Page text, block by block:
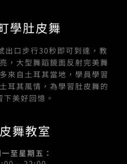
學肚皮舞
出口步行30秒即可到達，教
，大型舞蹈鏡面反射完美舞
來自土耳其當地，學員學習
耳其風情，為學習肚皮舞的
下美好回憶。
舞教室
至星期五：